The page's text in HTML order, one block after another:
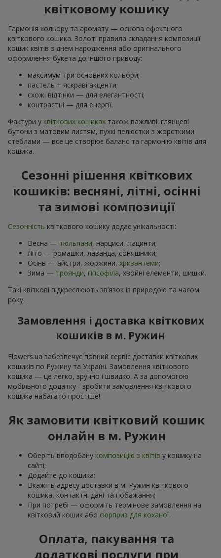
квітковому кошику
Гармонія кольору та аромату — основа ефектного
квіткового кошика. Золоті правила складання композиції
кошик квітів з днем ​​народження або оригінального
оформлення букета до іншого приводу:
максимум три основних кольори;
пастель + яскраві акценти;
схожі відтінки — для елегантності;
контрастні — для енергії.
Фактури у квіткових кошиках також важливі: глянцеві
бутони з матовим листям, пухкі пелюстки з жорсткими
стеблами — все це створює баланс та гармонію квітів для
кошика.
Сезонні рішення квіткових
кошиків: весняні, літні, осінні
та зимові композиції
Сезонність квіткового кошику додає унікальності:
Весна — тюльпани, нарциси, гіацинти;
Літо — ромашки, лаванда, соняшники;
Осінь — айстри, жоржини, хризантеми;
Зима — троянди, гіпсофіла, хвойні елементи, шишки.
Такі квіткові підкреслюють зв’язок із природою та часом
року.
Замовлення і доставка квіткових
кошиків в м. Ружин
Flowers.ua забезпечує повний сервіс доставки квіткових
кошиків по Ружину та Україні. Замовлення квіткового
кошика — це легко, зручно і швидко. А за допомогою
мобільного додатку - зробити замовлення квіткового
кошика набагато простіше!
Як замовити квітковий кошик
онлайн в м. Ружин
Оберіть вподобану композицію з квітів у кошику на
сайті;
Додайте до кошика;
Вкажіть адресу доставки в м. Ружин квіткового
кошика, контактні дані та побажання;
При потребі — оформіть термінове замовлення на
квітковий кошик або сюрприз для коханої.
Оплата, пакування та
додаткові послуги при